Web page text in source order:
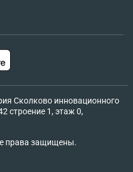
Сколково инновационного
строение 1, этаж 0,
права защищены.